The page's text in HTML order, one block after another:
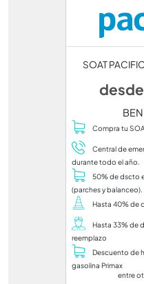
SOAT
Compra tu
Central de
durante todo el año.
50% de dscto
(parches y balanceo).
Hasta 40% de
Hasta 33% de
reemplazo
Descuento de
gasolina Primax
entre